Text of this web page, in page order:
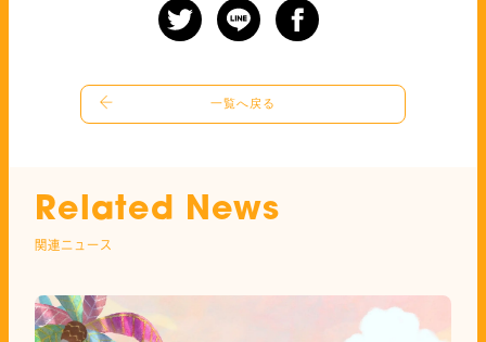
一覧へ戻る
Related News
関連ニュース